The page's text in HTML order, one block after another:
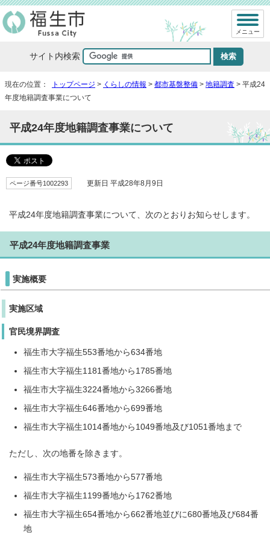
サイト内検索
メニュー
現在の位置： トップページ > くらしの情報 > 都市基盤整備 > 地籍調査 > 平成24
年度地籍調査事業について
平成24年度地籍調査事業について
ページ番号1002293 更新日 平成28年8月9日
平成24年度地籍調査事業について、次のとおりお知らせします。
平成24年度地籍調査事業
実施概要
実施区域
官民境界調査
福生市大字福生553番地から634番地
福生市大字福生1181番地から1785番地
福生市大字福生3224番地から3266番地
福生市大字福生646番地から699番地
福生市大字福生1014番地から1049番地及び1051番地まで
ただし、次の地番を除きます。
福生市大字福生573番地から577番地
福生市大字福生1199番地から1762番地
福生市大字福生654番地から662番地並びに680番地及び684番
地